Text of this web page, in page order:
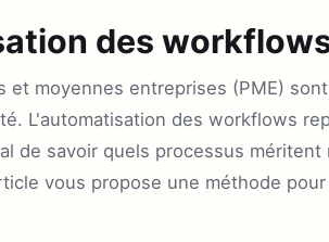
des
moyennes entreprises (PME)
L'automatisation des workflows
de savoir quels processus méritent
vous propose une méthode